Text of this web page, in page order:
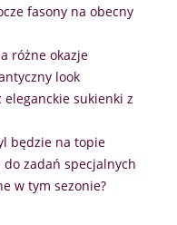
fasony na obecny
różne okazje
look
sukienki z
będzie na topie
zadań specjalnych
w tym sezonie?